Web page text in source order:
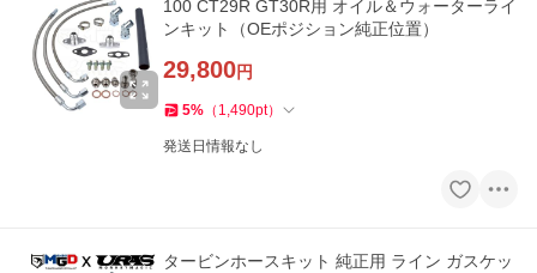
100 CT29R GT30R用 オイル＆ウォーターライ
ンキット（OEポジション純正位置）
29,800円
5% （ 1,490pt）
発送日情報なし
タービンホースキット 純正用 ライン ガスケッ